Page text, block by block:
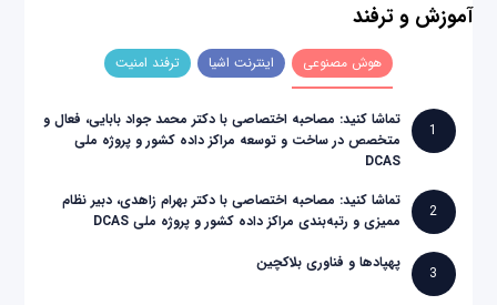
آموزش و ترفند
هوش مصنوعی اینترنت اشیا ترفند امنیت
1
تماشا کنید: مصاحبه اختصاصی با دکتر محمد جواد بابایی، فعال و
متخصص در ساخت و توسعه مراکز داده کشور و پروژه ملی
DCAS
2
تماشا کنید: مصاحبه اختصاصی با دکتر بهرام زاهدی، دبیر نظام
ممیزی و رتبه‌بندی مراکز داده کشور و پروژه ملی DCAS
3
پهپادها و فناوری بلاکچین